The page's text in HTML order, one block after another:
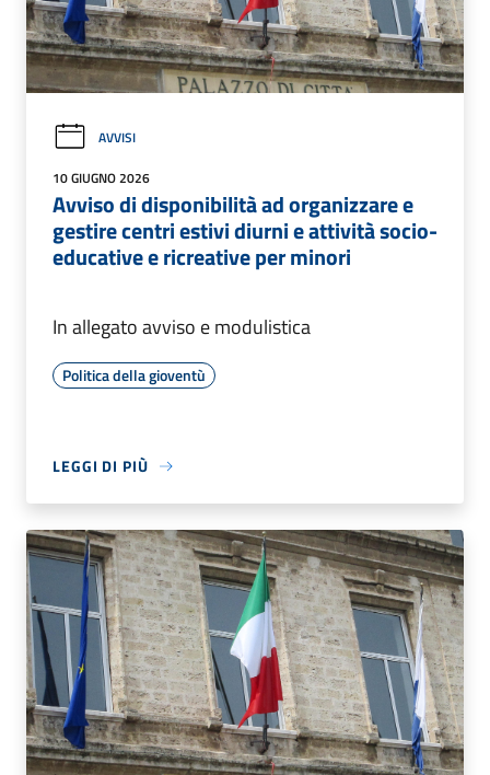
AVVISI
10 GIUGNO 2026
Avviso di disponibilità ad organizzare e
gestire centri estivi diurni e attività socio-
educative e ricreative per minori
In allegato avviso e modulistica
Politica della gioventù
LEGGI DI PIÙ